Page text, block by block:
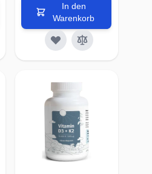
In den
Warenkorb